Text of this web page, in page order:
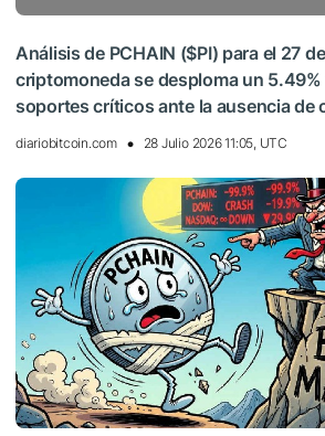
Análisis de PCHAIN ($PI) para el 27
criptomoneda se desploma un
soportes críticos ante la ausencia de
diariobitcoin.com 28 Julio 2026 11:05, UTC